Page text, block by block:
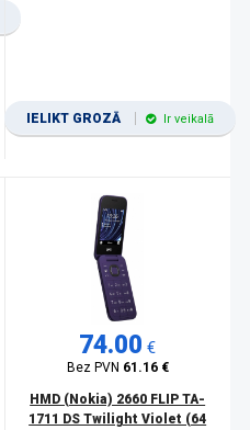
IELIKT GROZĀ Ir veikalā
74.00 €
Bez PVN 61.16 €
HMD (Nokia) 2660 FLIP TA-
1711 DS Twilight Violet (64